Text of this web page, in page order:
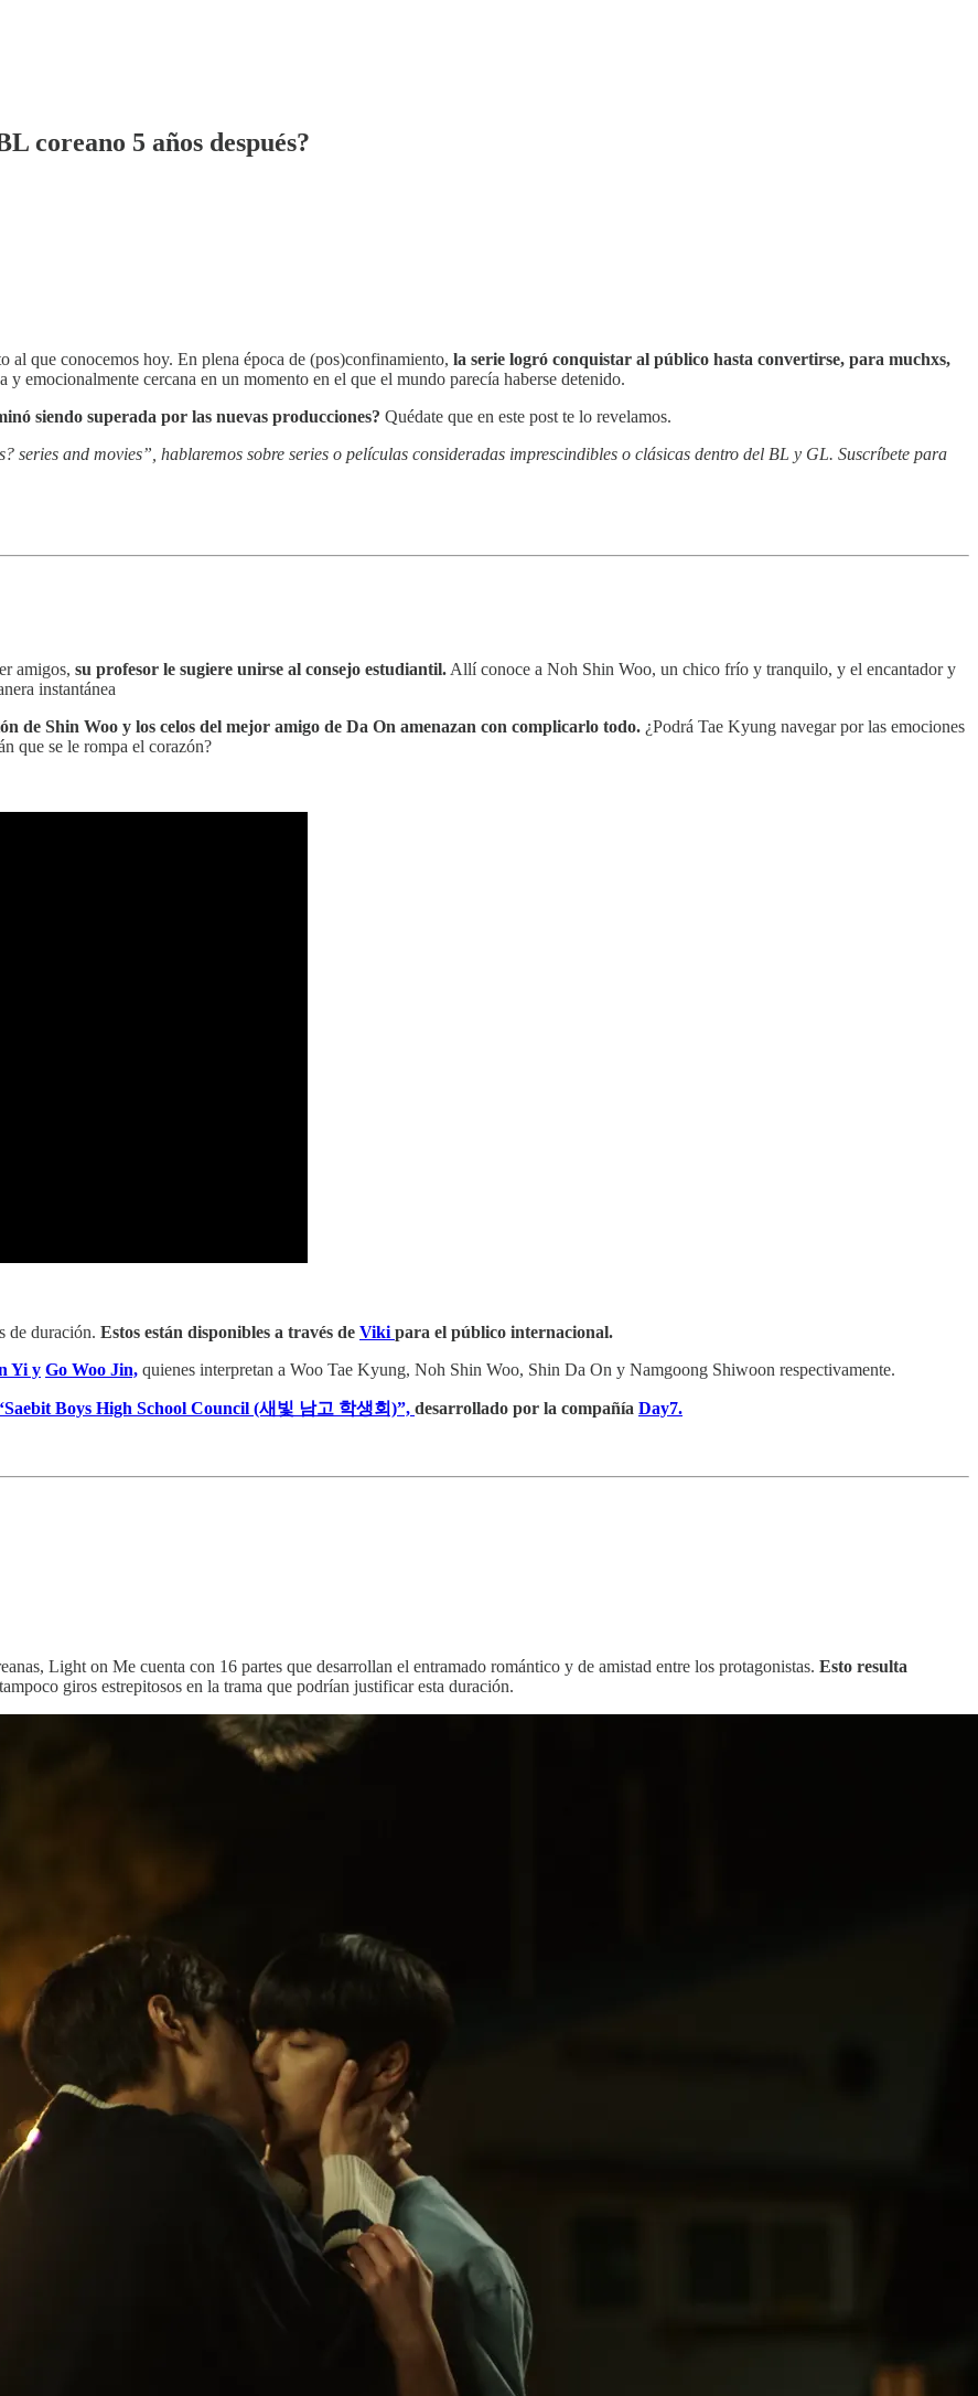
coreano 5 años después?
al que conocemos hoy. En plena época de (pos)confinamiento, la serie logró conquistar al público hasta convertirse, para muchxs,
y emocionalmente cercana en un momento en el que el mundo parecía haberse detenido.
siendo superada por las nuevas producciones? Quédate que en este post te lo revelamos.
series and movies”, hablaremos sobre series o películas consideradas imprescindibles o clásicas dentro del BL y GL. Suscríbete para
amigos, su profesor le sugiere unirse al consejo estudiantil. Allí conoce a Noh Shin Woo, un chico frío y tranquilo, y el encantador y
instantánea
de Shin Woo y los celos del mejor amigo de Da On amenazan con complicarlo todo. ¿Podrá Tae Kyung navegar por las emociones
que se le rompa el corazón?
de duración. Estos están disponibles a través de Viki para el público internacional.
Yi y Go Woo Jin, quienes interpretan a Woo Tae Kyung, Noh Shin Woo, Shin Da On y Namgoong Shiwoon respectivamente.
Boys High School Council (새빛 남고 학생회)”, desarrollado por la compañía Day7.
Light on Me cuenta con 16 partes que desarrollan el entramado romántico y de amistad entre los protagonistas. Esto resulta
giros estrepitosos en la trama que podrían justificar esta duración.